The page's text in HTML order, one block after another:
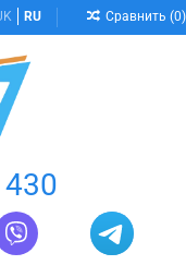
RU Сравнить (0)